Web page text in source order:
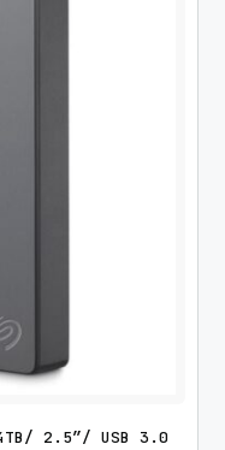
2.5″/ USB 3.0